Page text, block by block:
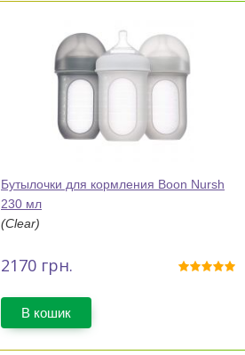
Бутылочки для кормления Boon Nursh
230 мл
(Clear)
2170 грн.
В кошик